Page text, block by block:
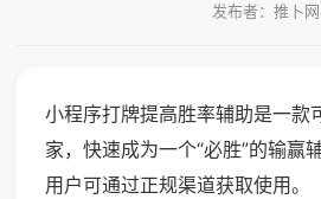
发布者：推卜网
小程序打牌提高胜率辅助是一款
家，快速成为一个“必胜”的输赢
用户可通过正规渠道获取使用。